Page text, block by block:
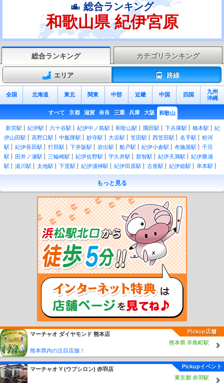
総合ランキング
和歌山県 紀伊宮原
総合ランキング カテゴリランキング
エリア 路線
全国 北海道 東北 関東 中部 近畿 中国 四国
九州
沖縄
すべて 京都 滋賀 奈良 三重 兵庫 大阪 和歌山
新宮駅 紀伊駅 六十谷駅 紀伊中ノ島駅 和歌山駅 隅田駅 下兵庫駅 橋本駅
紀
伊山田駅
高野口駅 中飯降駅 妙寺駅 大谷駅 笠田駅 西笠田駅 名手駅
粉河
駅
紀伊長田駅 打田駅 下井阪駅 岩出駅 船戸駅 紀伊小倉駅 布施屋駅
千旦
駅
田井ノ瀬駅 三輪崎駅 紀伊佐野駅 宇久井駅 那智駅 紀伊天満駅
紀伊勝浦
駅
湯川駅 太地駅 下里駅 紀伊浦神駅 紀伊田原駅 古座駅 紀伊姫駅
串本駅
紀伊有田駅
田並駅 田子駅 和深駅 江住駅 見老津駅 周参見駅 紀伊日置駅
椿
紀伊新庄駅 紀伊田辺駅
駅
切目駅 印南駅 稲原駅 和佐駅 道成寺駅 御坊駅 紀伊内原駅
紀伊由良駅
広川ビーチ駅
湯浅駅 藤並駅 紀伊宮原駅 箕島駅 初島駅 下津駅
海南駅 黒江駅 紀三井寺駅 宮前駅 紀和駅 和歌山市駅 紀ノ川駅
和歌山港駅 東松江駅 中松江駅 八幡前駅 西ノ庄駅 二里ヶ浜駅
加太駅 紀見峠駅 林間田園都市駅 御幸辻駅 紀伊清水駅 学文路駅
高野下駅 下古沢駅 上古沢駅 紀伊細川駅 紀伊神谷駅 極楽橋駅
紀伊御坊駅 市役所前駅 西御坊駅 田中口駅 日前宮駅 神前駅
交通センター前駅 岡崎前駅 吉礼駅 伊太祈曽駅 山東駅 大池遊園駅
甘露寺前駅 貴志駅
もっと見る
Pickup店舗
マーチャオ ダイヤモンド 熊本店
熊本県 辛島町駅
熊本県内の注目店舗！
Pickupイベント
マーチャオ Υ (ウプシロン) 赤羽店
東京都 赤羽駅